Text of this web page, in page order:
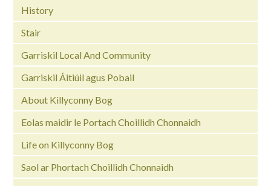
History
Stair
Garriskil Local And Community
Garriskil Áitiúil agus Pobail
About Killyconny Bog
Eolas maidir le Portach Choillidh Chonnaidh
Life on Killyconny Bog
Saol ar Phortach Choillidh Chonnaidh